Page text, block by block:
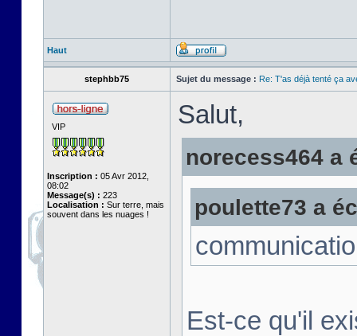
Haut
stephbb75 Sujet du message : Re: T'as déjà tenté ça
VIP
Inscription : 05 Avr 2012,
08:02
Message(s) : 223
Localisation : Sur terre, mais
souvent dans les nuages !
Salut,
norecess464 a
poulette73 a
Est-ce qu'il